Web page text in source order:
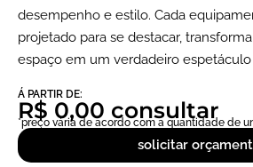
desempenho e estilo. Cada
projetado para se destacar,
espaço em um verdadeiro
Á PARTIR DE:
R$ 0,00 consultar
*preço vária de acordo com a quantidade de
solicitar